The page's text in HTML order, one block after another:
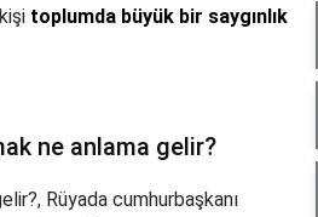
toplumda büyük bir saygınlık
ne anlama gelir?
Rüyada cumhurbaşkanı